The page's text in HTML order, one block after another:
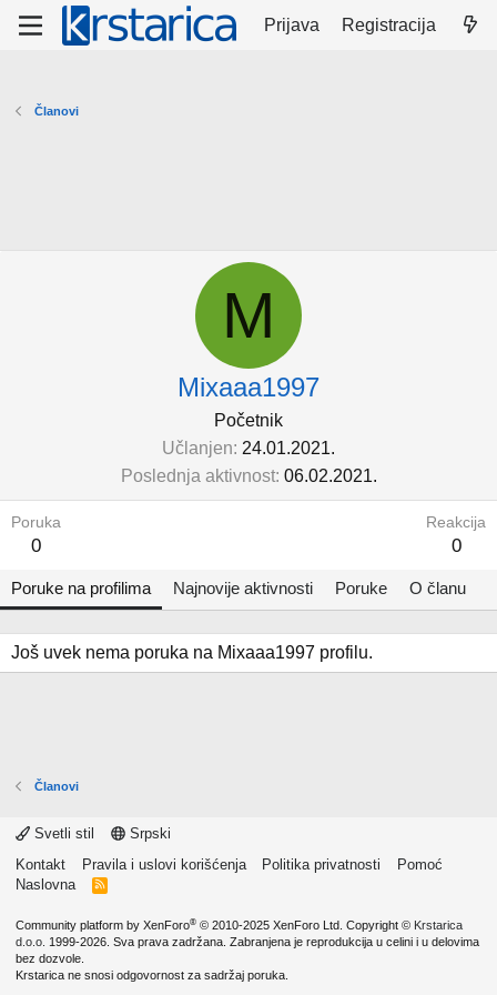
Prijava Registracija
Članovi
M
Mixaaa1997
Početnik
Učlanjen 24.01.2021.
Poslednja aktivnost 06.02.2021.
Poruka
0
Reakcija
0
Poruke na profilima Najnovije aktivnosti Poruke O članu
Još uvek nema poruka na Mixaaa1997 profilu.
Članovi
Svetli stil
Srpski
Kontakt
Pravila i uslovi korišćenja Politika privatnosti
Pomoć
Naslovna
R
Community platform by XenForo® © 2010-2025 XenForo Ltd. Copyright © Krstarica
d.o.o. 1999-2026. Sva prava zadržana. Zabranjena je reprodukcija u celini i u delovima
bez dozvole.
Krstarica ne snosi odgovornost za sadržaj poruka.